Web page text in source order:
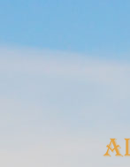
TENTANG KAMI